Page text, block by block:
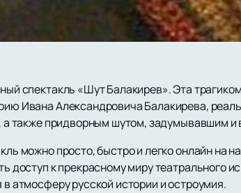
спектакль «Шут Балакирев». Эта
Ивана Александровича Балакирева,
а также придворным шутом, задумывавшим
можно просто, быстро и легко онлайн на
доступ к прекрасному миру театрального
атмосферу русской истории и остроумия.